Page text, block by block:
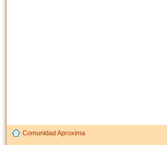
Comunidad Aproxima